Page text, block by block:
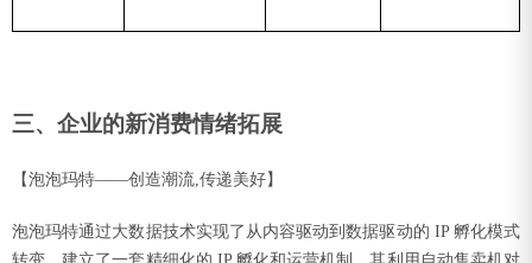
三、企业的新消费情绪拓展
【泡泡玛特——创造潮流,传递美好】
泡泡玛特通过大数据技术实现了从内容驱动到数据驱动的 IP 孵化模式